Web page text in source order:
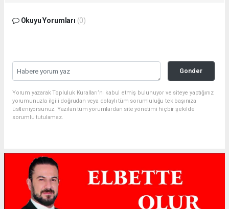
Okuyu Yorumları (0)
Gonder
Yorum yazarak Topluluk Kuralları’nı kabul etmiş bulunuyor ve siteye yaptığınız
yorumunuzla ilgili doğrudan veya dolaylı tüm sorumluluğu tek başınıza
üstleniyorsunuz. Yazılan tüm yorumlardan site yönetimi hiçbir şekilde
sorumlu tutulamaz.